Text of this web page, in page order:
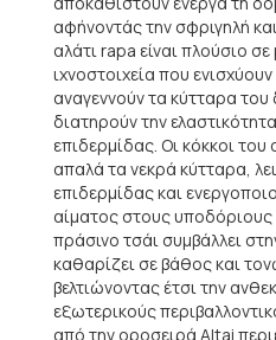
αφήνοντάς την σφριγηλή
αλάτι rapa είναι πλούσιο
ιχνοστοιχεία που
αναγεννούν τα κύτταρα
διατηρούν την
επιδερμίδας. Οι κόκκοι
απαλά τα νεκρά κύτταρα,
επιδερμίδας και
αίματος στους υποδόριους
πράσινο τσάι συμβάλλει
καθαρίζει σε βάθος και
βελτιώνοντας έτσι την
εξωτερικούς
από την οροσειρά Altai